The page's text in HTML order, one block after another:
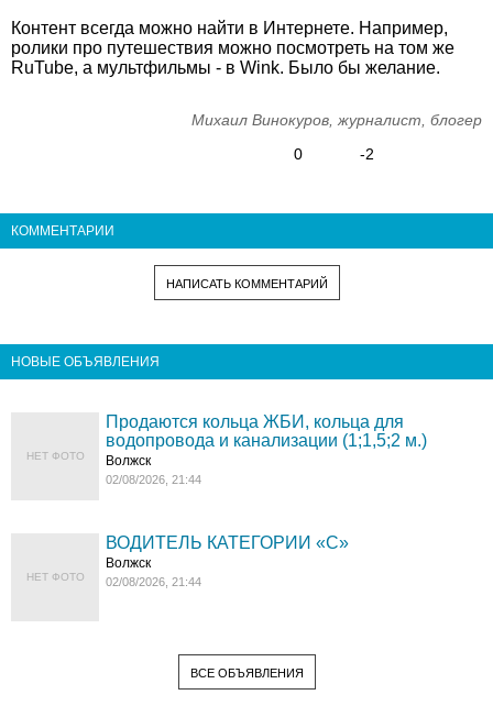
Контент всегда можно найти в Интернете. Например,
ролики про путешествия можно посмотреть на том же
RuTube, а мультфильмы - в Wink. Было бы желание.
Михаил Винокуров, журналист, блогер
0
-2
КОММЕНТАРИИ
НАПИСАТЬ КОММЕНТАРИЙ
НОВЫЕ ОБЪЯВЛЕНИЯ
НЕТ ФОТО
Продаются кольца ЖБИ, кольца для
водопровода и канализации (1;1,5;2 м.)
Волжск
02/08/2026, 21:44
НЕТ ФОТО
ВОДИТЕЛЬ КАТЕГОРИИ «C»
Волжск
02/08/2026, 21:44
ВСЕ ОБЪЯВЛЕНИЯ